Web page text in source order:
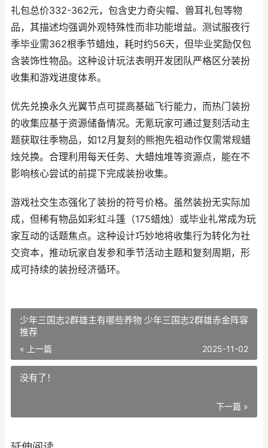
礼包总价332-362元，包含史力奇尖帽、兽耳礼包等物
品，其描述均强调外观特殊性而非功能增益。测试服夜行
季毕业需362根季节蜡烛，耗时约56天，但毕业奖励仅包
含装饰性物品。这种设计玩法表明开发团队严格区分装扮
收集和游戏进度体系。
优先兑换永久光翼节点可提高基础飞行能力，而热门装扮
的收集应基于资源储备情况。无氪玩家可通过复刻活动主
题获取往季物品，如12月复刻的熊抱先祖动作仅需常规蜡
烛兑换。合理利用每天任务、大蜡烛堆等资源点，能在不
影响核心尝试的前提下完成装扮收集。
游戏社交生态强化了装扮的符号价格。虽然装扮无实际加
成，但稀有物品如彩虹斗篷（175蜡烛）或毕业礼常成为玩
家互动的话题焦点。这种设计巧妙地将收集行为转化为社
交资本，推动玩家自发参和季节活动主题和复刻周期，形
成可持续的装扮经济循环。
少年三国志2群雄主有哪些养物 少年三国志2群雄赤金阵容
推荐
« 上一篇 2025-11-02
没有了！
下一篇 »